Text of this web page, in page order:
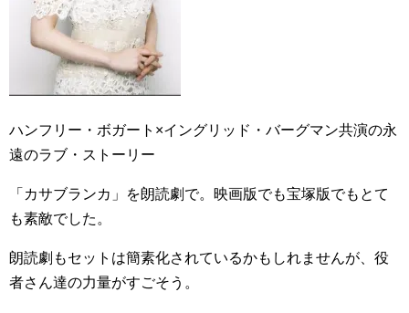
ハンフリー・ボガート×イングリッド・バーグマン共演の永
遠のラブ・ストーリー
「カサブランカ」を朗読劇で。映画版でも宝塚版でもとて
も素敵でした。
朗読劇もセットは簡素化されているかもしれませんが、役
者さん達の力量がすごそう。